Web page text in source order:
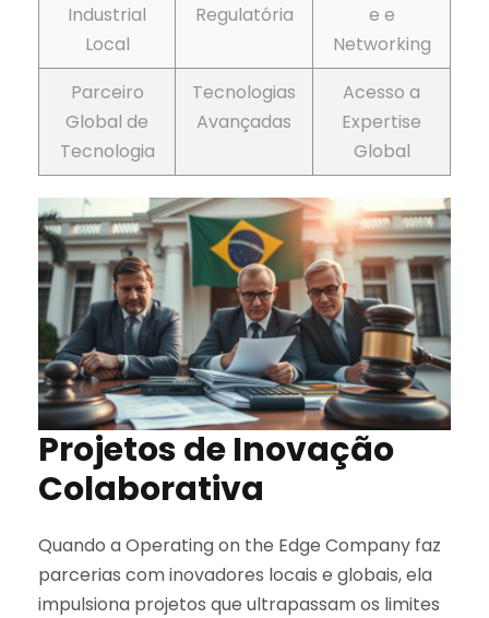
Industrial
Local
Regulatória
e e
Networking
Parceiro
Global de
Tecnologia
Tecnologias
Avançadas
Acesso a
Expertise
Global
Projetos de Inovação
Colaborativa
Quando a Operating on the Edge Company faz
parcerias com inovadores locais e globais, ela
impulsiona projetos que ultrapassam os limites